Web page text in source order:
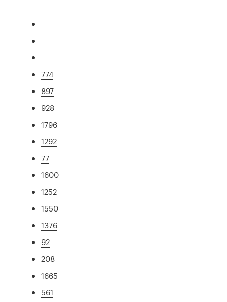
774
897
928
1796
1292
77
1600
1252
1550
1376
92
208
1665
561